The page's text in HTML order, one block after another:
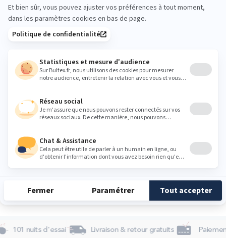
Heures
Mardi 09:30 - 12:00 14:00 - 19:00
Mercredi 09:30 - 12:00 14:00 - 19:00
Vendredi 09:30 - 12:00 14:00 - 19:00
Dimanche Fermé
101 nuits d'essai Livraison & retour gratuits